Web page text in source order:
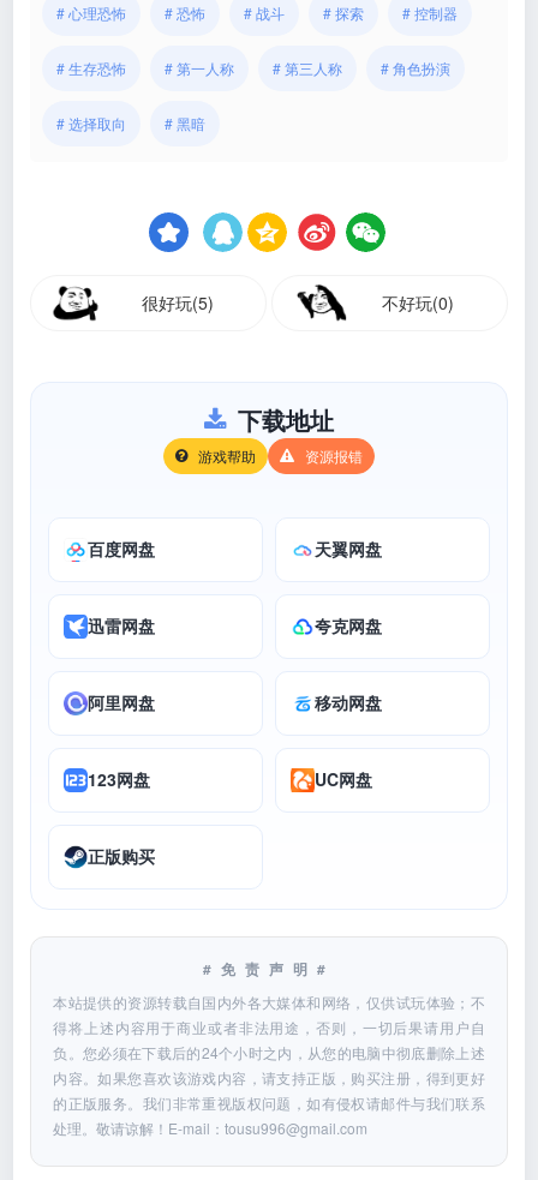
# 心理恐怖 # 恐怖 # 战斗 # 探索 # 控制器
# 生存恐怖 # 第一人称 # 第三人称 # 角色扮演
# 选择取向 # 黑暗
很好玩(5) 不好玩(0)
下载地址
游戏帮助 资源报错
百度网盘 天翼网盘
迅雷网盘 夸克网盘
阿里网盘 移动网盘
123网盘 UC网盘
正版购买
#免责声明#
本站提供的资源转载自国内外各大媒体和网络，仅供试玩体验；不
得将上述内容用于商业或者非法用途，否则，一切后果请用户自
负。您必须在下载后的24个小时之内，从您的电脑中彻底删除上述
内容。如果您喜欢该游戏内容，请支持正版，购买注册，得到更好
的正版服务。我们非常重视版权问题，如有侵权请邮件与我们联系
处理。敬请谅解！E-mail：tousu996@gmail.com